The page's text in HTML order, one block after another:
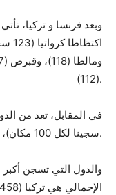
وبعد فرنسا و تركيا،
(112).
سجينا لكل 100 مكان)، وإسبانيا (77)، وأوكرانيا (50).
والدول التي تسجن